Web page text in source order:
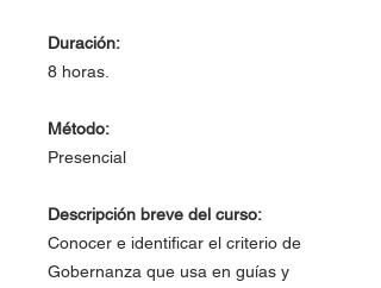
Duración:
8 horas.
Método:
Presencial
Descripción breve del curso:
Conocer e identificar el criterio de
Gobernanza que usa en guías y